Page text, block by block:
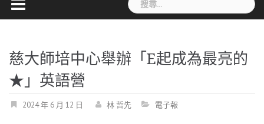
尋
字:
慈大師培中心舉辦「E起成為最亮的
★」英語營
2024 年 6 月 12 日 林 哲先 電子報